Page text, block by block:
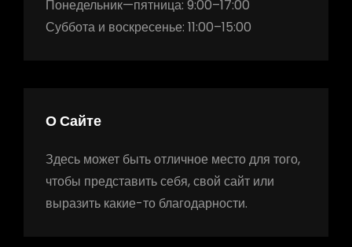
Понедельник—пятница: 9:00–17:00
Суббота и воскресенье: 11:00–15:00
О Сайте
Здесь может быть отличное место для того,
чтобы представить себя, свой сайт или
выразить какие-то благодарности.